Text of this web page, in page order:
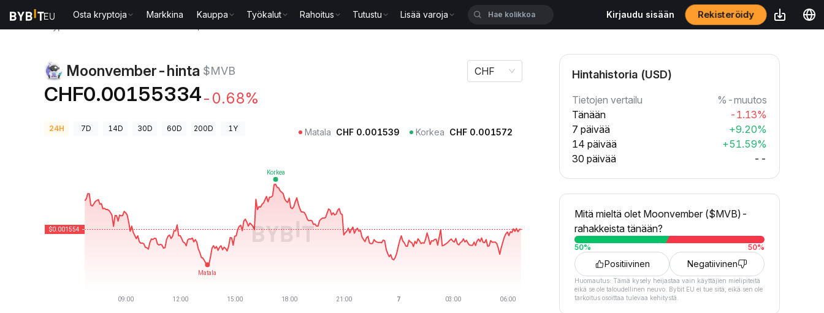
Osta kryptoja Markkina Kauppa Työkalut Rahoitus Tutustu Lisää varoja Kirjaudu sisään Rekisteröidy
Moonvember-hinta $MVB
CHF0.00155334-0.68%
CHF
24H 7D 14D 30D 60D 200D 1Y Matala CHF 0.001539 Korkea CHF 0.001572
Hintahistoria (USD)
Tietojen vertailu
%-muutos
Tänään
-1.13%
7 päivää
+9.20%
14 päivää
+51.59%
30 päivää
--
Mitä mieltä olet Moonvember ($MVB)-
rahakkeista tänään?
50% 50%
Positiivinen Negatiivinen
Huomautus: Tämä kysely heijastaa vain käyttäjien mielipiteitä
eikä se ole taloudellinen neuvo. Bybit EU ei tue sitä, eikä sen ole
tarkoitus osoittaa tulevaa kehitystä.